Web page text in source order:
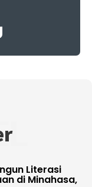
Literasi
di Minahasa,